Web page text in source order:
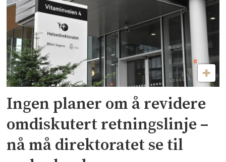
Ingen planer om å revidere
omdiskutert retningslinje –
nå må direktoratet se til